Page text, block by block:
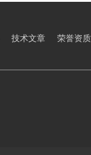
技术文章 荣誉资质